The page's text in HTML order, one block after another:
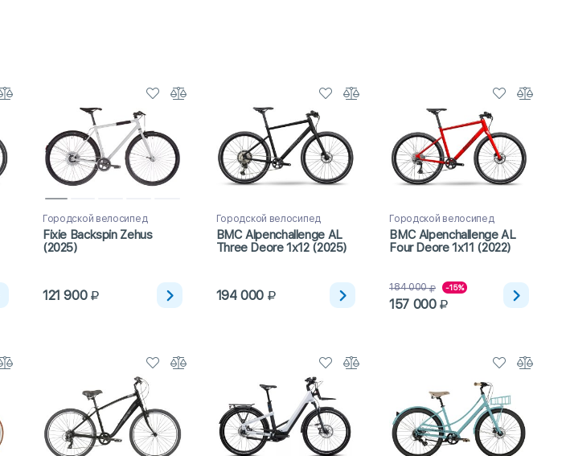
Городской велосипед
Fixie Backspin Zehus
(2025)
121 900
Городской велосипед
BMC Alpenchallenge AL
Three Deore 1x12 (2025)
194 000
Городской велосипед
BMC Alpenchallenge AL
Four Deore 1x11 (2022)
184 000 -15%
157 000